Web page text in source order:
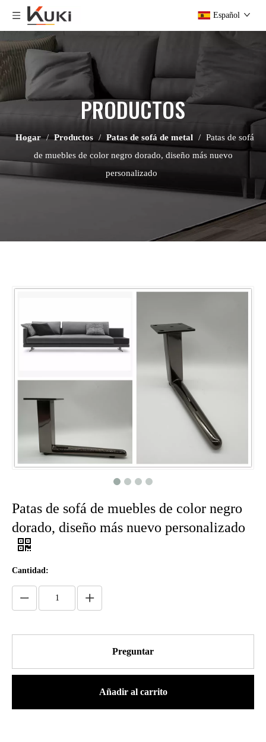
Español
PRODUCTOS
Hogar / Productos / Patas de sofá de metal / Patas de sofá
de muebles de color negro dorado, diseño más nuevo
personalizado
Patas de sofá de muebles de color negro
dorado, diseño más nuevo personalizado
Cantidad:
Preguntar
Añadir al carrito